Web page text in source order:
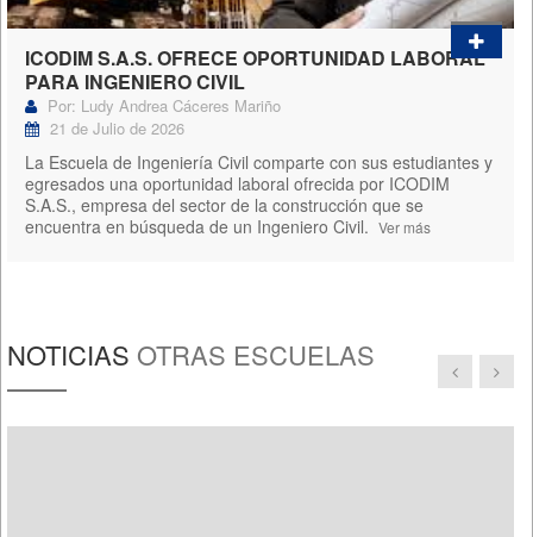
ICODIM S.A.S. OFRECE OPORTUNIDAD LABORAL
PARA INGENIERO CIVIL
Por: Ludy Andrea Cáceres Mariño
21 de Julio de 2026
La Escuela de Ingeniería Civil comparte con sus estudiantes y
egresados una oportunidad laboral ofrecida por ICODIM
S.A.S., empresa del sector de la construcción que se
encuentra en búsqueda de un Ingeniero Civil. Ver más
NOTICIAS OTRAS ESCUELAS